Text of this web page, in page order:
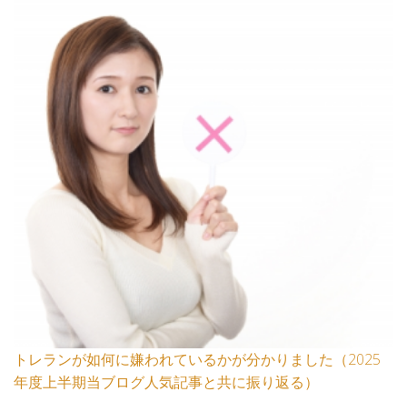
トレランが如何に嫌われているかが分かりました（2025
年度上半期当ブログ人気記事と共に振り返る）